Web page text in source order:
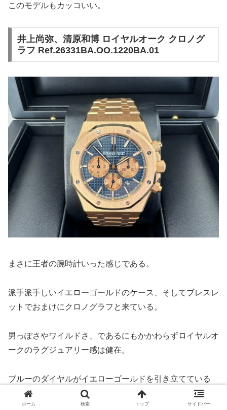
このモデルもカッコいい。
井上尚弥、清原和博 ロイヤルオーク クロノグ
ラフ Ref.26331BA.OO.1220BA.01
まさに王者の腕時計いった感じである。
派手派手しいイエローゴールドのケース、そしてブレスレ
ットでおまけにクロノグラフと来ている。
男っぽさやワイルドさ、であるにもかかわらずロイヤルオ
ークのラグジュアリー感は健在。
ブルーのダイヤルがイエローゴールドを引き立てている
し、イエローゴールドの際立った派手さを若干ではあるが
中和している感がある。
ホーム 検索 トップ サイドバー